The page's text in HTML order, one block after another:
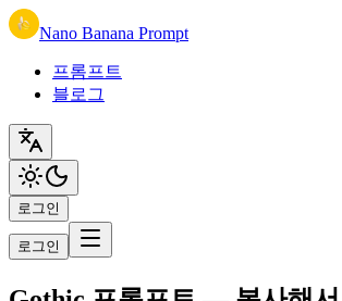
Nano Banana Prompt
프롬프트
블로그
로그인
로그인